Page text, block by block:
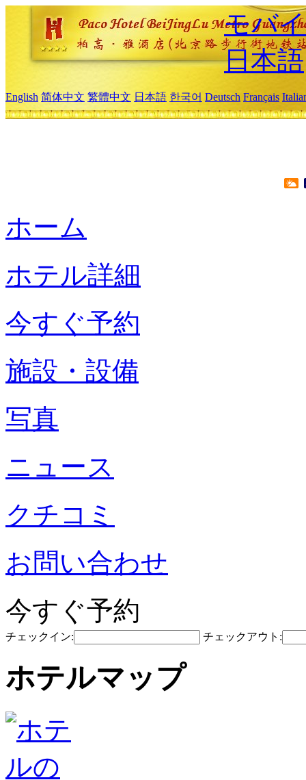
モバ
日本語
English 简体中文 繁體中文 日本語 한국어 Deutsch Français
ホーム
ホテル詳細
今すぐ予約
施設・設備
写真
ニュース
クチコミ
お問い合わせ
今すぐ予約
チェックイン: チェックアウト:
ホテルマップ